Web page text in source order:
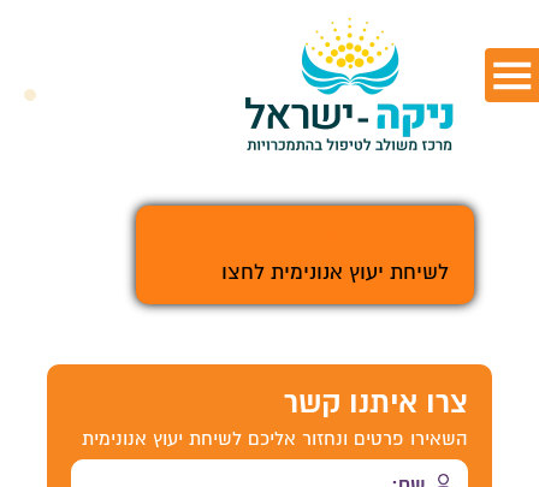
לשיחת יעוץ אנונימית לחצו
צרו איתנו קשר
השאירו פרטים ונחזור אליכם לשיחת יעוץ אנונימית